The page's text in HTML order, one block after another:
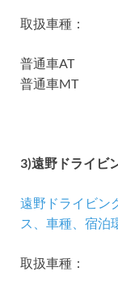
取扱車種：
普通車AT
普通車MT
3)遠野ドライビ
遠野ドライビン
ス、車種、宿泊
取扱車種：